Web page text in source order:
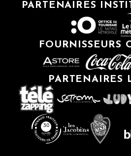
PARTENAIRES
FOURNISSEURS
PARTENAIRES